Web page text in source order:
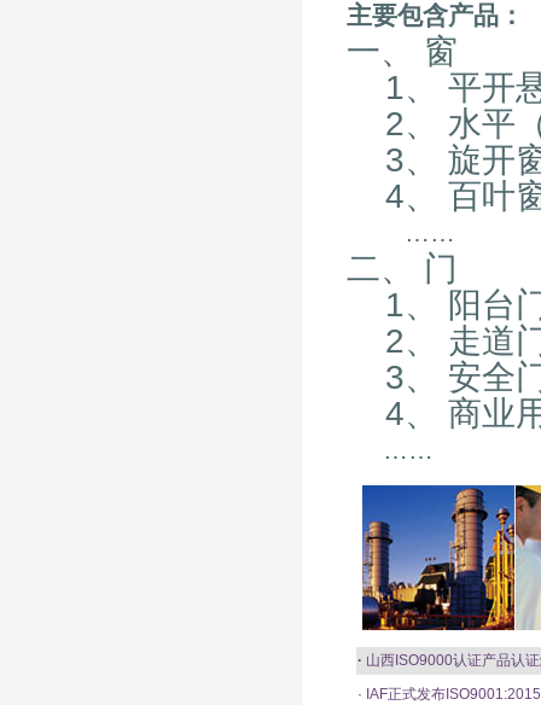
主要包含产品：
一、 窗
1、 平开
2、 水平
3、 旋开
4、 百叶
……
二、 门
1、 阳台
2、 走道
3、 安全
4、 商业
……
· 山西ISO9000认证产品认证
· IAF正式发布